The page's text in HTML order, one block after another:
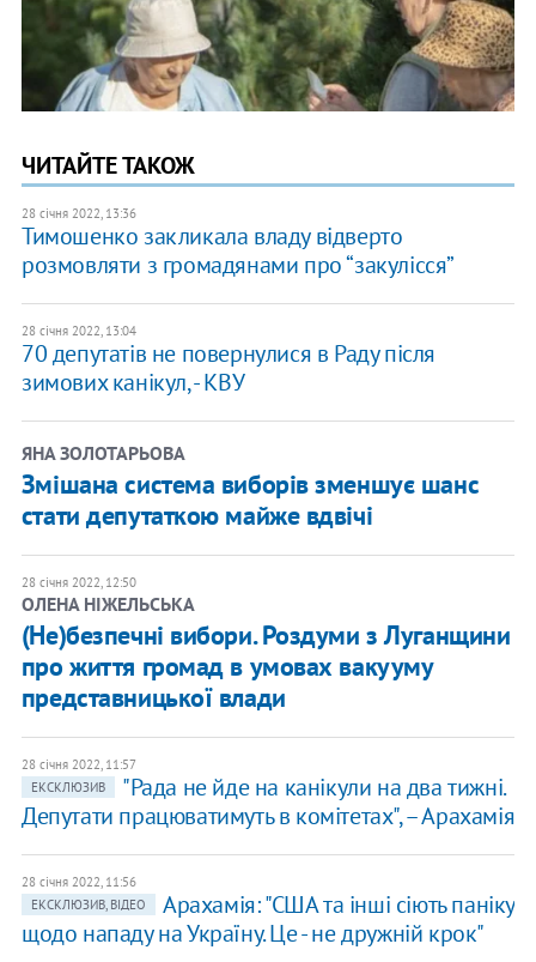
ЧИТАЙТЕ ТАКОЖ
28 січня 2022, 13:36
Тимошенко закликала владу відверто
розмовляти з громадянами про “закулісся”
28 січня 2022, 13:04
70 депутатів не повернулися в Раду після
зимових канікул, - КВУ
ЯНА ЗОЛОТАРЬОВА
Змішана система виборів зменшує шанс
стати депутаткою майже вдвічі
28 січня 2022, 12:50
ОЛЕНА НІЖЕЛЬСЬКА
(Не)безпечні вибори. Роздуми з Луганщини
про життя громад в умовах вакууму
представницької влади
28 січня 2022, 11:57
ЕКСКЛЮЗИВ
"Рада не йде на канікули на два тижні.
Депутати працюватимуть в комітетах", – Арахамія
28 січня 2022, 11:56
ЕКСКЛЮЗИВ, ВІДЕО
Арахамія: "США та інші сіють паніку
щодо нападу на Україну. Це - не дружній крок"